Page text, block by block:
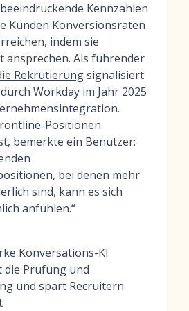
Kennzahlen
Kunden Konversionsraten
indem sie
ansprechen. Als führender
Rekrutierungsignalisiert
Workday im Jahr 2025
Positionen
bemerkte ein Benutzer:
bei denen mehr
sind, kann es sich
anfühlen.“
Konversations-KI
Prüfung und
und spart Recruitern